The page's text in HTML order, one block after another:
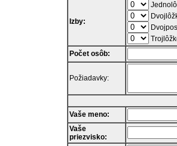
Izby:
Počet osôb:
Požiadavky:
Vaše meno:
Vaše
priezvisko: